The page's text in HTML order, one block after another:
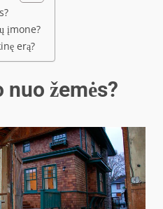
įmone?
erą?
nuo žemės?